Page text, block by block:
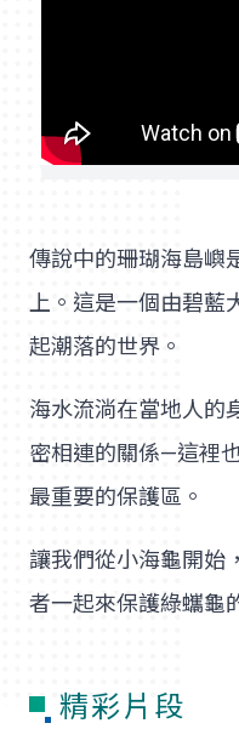
傳說中的珊瑚海島嶼
上。這是一個由碧
起潮落的世界。
海水流淌在當地人的
密相連的關係—這裡
最重要的保護區。
讓我們從小海龜開始
者一起來保護綠蠵龜
精彩片段